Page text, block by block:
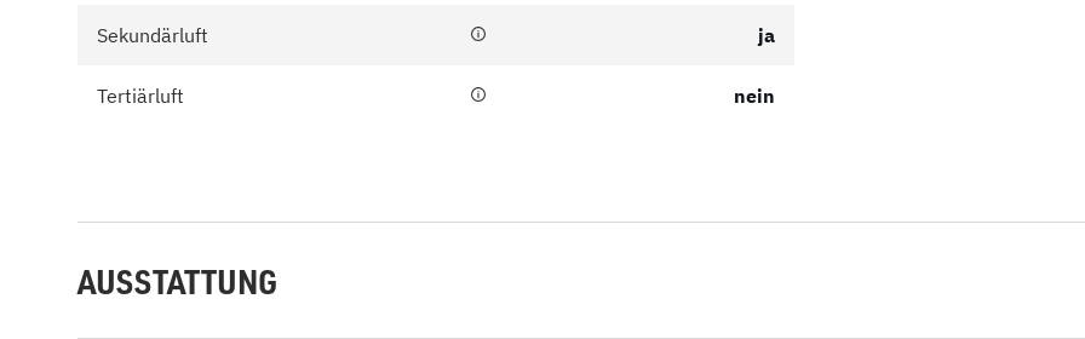
Sekundärluft ja
Tertiärluft nein
AUSSTATTUNG